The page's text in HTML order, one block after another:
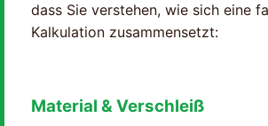
dass Sie verstehen, wie sich eine
Kalkulation zusammensetzt:
Material & Verschleiß